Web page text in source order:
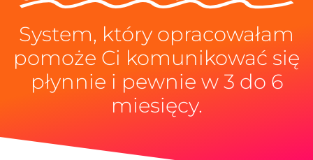
System, który opracowałam
pomoże Ci komunikować się
płynnie i pewnie w 3 do 6
miesięcy.